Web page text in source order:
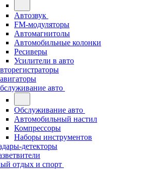
Автозвук
FM-модуляторы
Автомагнитолы
Автомобильные колонки
Ресиверы
Усилители в авто
авто
Обслуживание авто
Автомобильный настил
Компрессоры
Наборы инструментов
детекторы
отдых и спорт